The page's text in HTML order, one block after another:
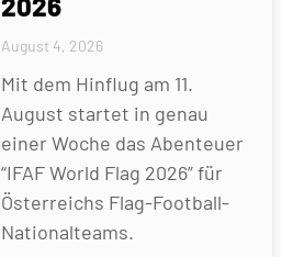
August 4, 2026
Mit dem Hinflug am 11.
August startet in genau
einer Woche das Abenteuer
“IFAF World Flag 2026” für
Österreichs Flag-Football-
Nationalteams.